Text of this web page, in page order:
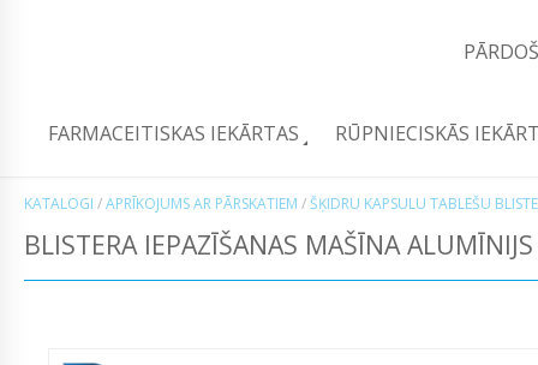
FARMACEITISKAS IEKĀRTAS RŪPNIECISKĀS
KATALOGI /APRĪKOJUMS AR PĀRSKATIEM /ŠĶIDRU KAPSULU TABLEŠU
BLISTERA IEPAZĪŠANAS MAŠĪNA